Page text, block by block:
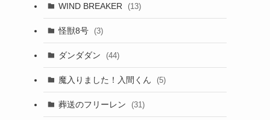
WIND BREAKER (13)
怪獣8号 (3)
ダンダダン (44)
魔入りました！入間くん (5)
葬送のフリーレン (31)